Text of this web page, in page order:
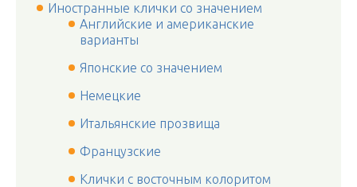
Иностранные клички со значением
Английские и американские
варианты
Японские со значением
Немецкие
Итальянские прозвища
Французские
Клички с восточным колоритом